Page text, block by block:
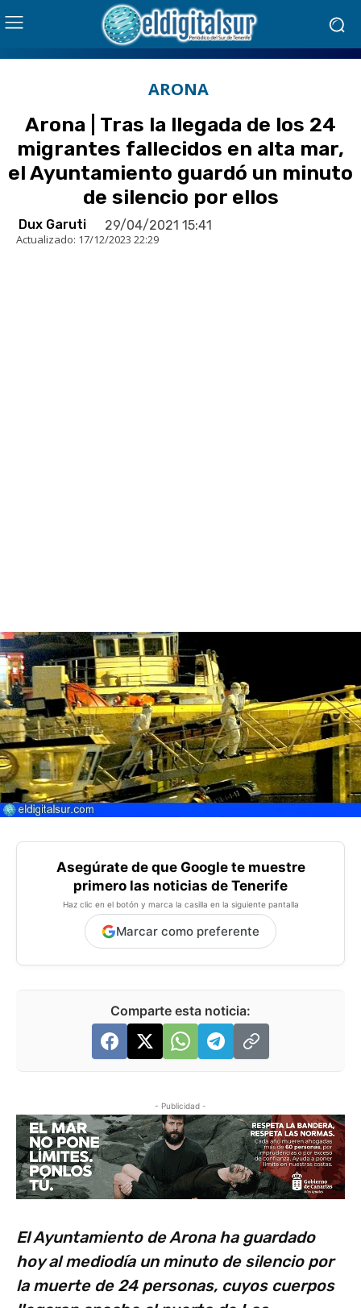
ARONA
Arona | Tras la llegada de los 24
migrantes fallecidos en alta mar,
el Ayuntamiento guardó un minuto
de silencio por ellos
Dux Garuti 29/04/2021 15:41
Actualizado: 17/12/2023 22:29
Asegúrate de que Google te muestre
primero las noticias de Tenerife
Haz clic en el botón y marca la casilla en la siguiente pantalla
Marcar como preferente
Comparte esta noticia:
- Publicidad -
El Ayuntamiento de Arona ha guardado
hoy al mediodía un minuto de silencio por
la muerte de 24 personas, cuyos cuerpos